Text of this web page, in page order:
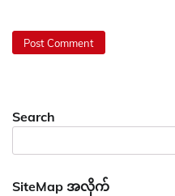
Search
SiteMap အလိုက်